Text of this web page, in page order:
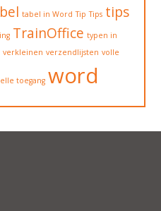
tabel in Word Tip Tips tips
TrainOffice typen in
verkleinen verzendlijsten volle
toegang word